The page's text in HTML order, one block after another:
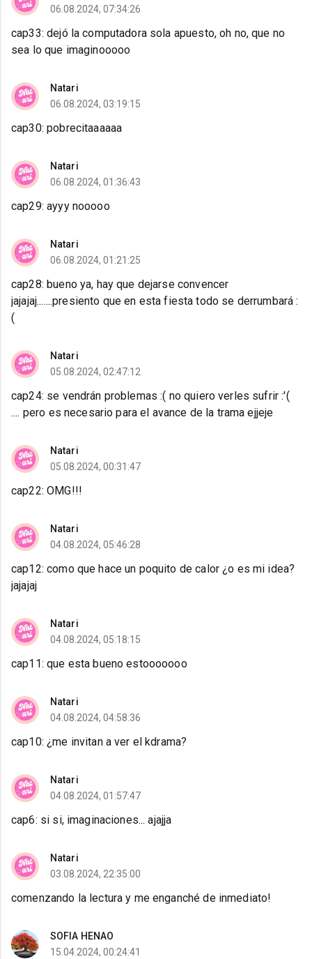
06.08.2024, 07:34:26
cap33: dejó la computadora sola apuesto, oh no, que no
sea lo que imaginooooo
Natari
06.08.2024, 03:19:15
cap30: pobrecitaaaaaa
Natari
06.08.2024, 01:36:43
cap29: ayyy nooooo
Natari
06.08.2024, 01:21:25
cap28: bueno ya, hay que dejarse convencer
jajajaj.......presiento que en esta fiesta todo se derrumbará :
(
Natari
05.08.2024, 02:47:12
cap24: se vendrán problemas :( no quiero verles sufrir :'(
.... pero es necesario para el avance de la trama ejjeje
Natari
05.08.2024, 00:31:47
cap22: OMG!!!
Natari
04.08.2024, 05:46:28
cap12: como que hace un poquito de calor ¿o es mi idea?
jajajaj
Natari
04.08.2024, 05:18:15
cap11: que esta bueno estooooooo
Natari
04.08.2024, 04:58:36
cap10: ¿me invitan a ver el kdrama?
Natari
04.08.2024, 01:57:47
cap6: si si, imaginaciones... ajajja
Natari
03.08.2024, 22:35:00
comenzando la lectura y me enganché de inmediato!
SOFIA HENAO
15.04.2024, 00:24:41